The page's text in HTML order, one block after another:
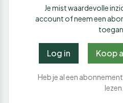
Je mist waardevolle
account of neem een
Log in Koop
Heb je al een
lezen.